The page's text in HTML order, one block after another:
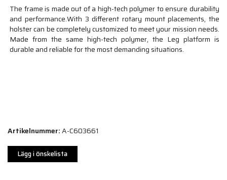
The frame is made out of a high-tech polymer to ensure durability
and performance.With 3 different rotary mount placements, the
holster can be completely customized to meet your mission needs.
Made from the same high-tech polymer, the Leg platform is
durable and reliable for the most demanding situations.
Artikelnummer:A-C603661
Lägg i önskelista